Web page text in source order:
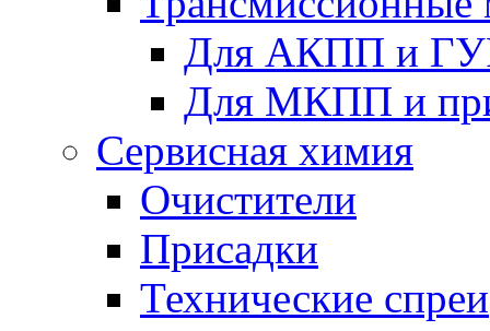
Для АКПП и
Для МКПП и
Сервисная химия
Очистители
Присадки
Технические спреи